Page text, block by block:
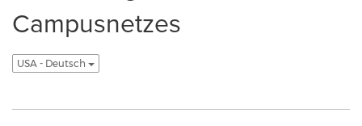
Campusnetzes
USA - Deutsch